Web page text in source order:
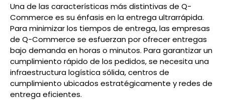
Una de las características más distintivas de Q-
Commerce es su énfasis en la entrega ultrarrápida.
Para minimizar los tiempos de entrega, las empresas
de Q-Commerce se esfuerzan por ofrecer entregas
bajo demanda en horas o minutos. Para garantizar un
cumplimiento rápido de los pedidos, se necesita una
infraestructura logística sólida, centros de
cumplimiento ubicados estratégicamente y redes de
entrega eficientes.